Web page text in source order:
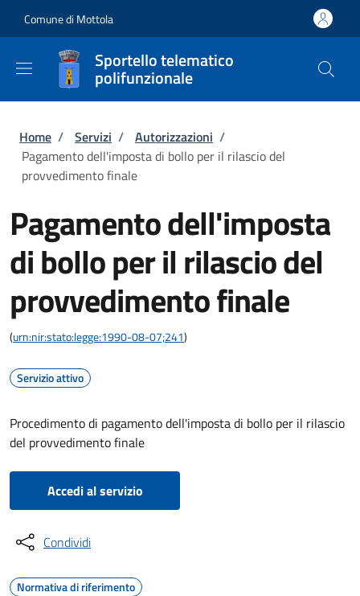
Comune di Mottola
Sportello telematico
polifunzionale
Briciole di pane
Home / Servizi / Autorizzazioni /
Pagamento dell'imposta di bollo per il rilascio del
provvedimento finale
Pagamento dell'imposta
di bollo per il rilascio del
provvedimento finale
(urn:nir:stato:legge:1990-08-07;241)
Servizio attivo
Procedimento di pagamento dell'imposta di bollo per il rilascio
del provvedimento finale
Accedi al servizio
Condividi
Normativa di riferimento